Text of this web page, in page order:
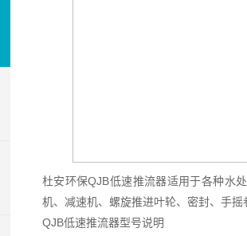
杜安环保QJB低速推流器适用于各种水
机、减速机、螺旋推进叶轮、密封、手
QJB低速推流器型号说明